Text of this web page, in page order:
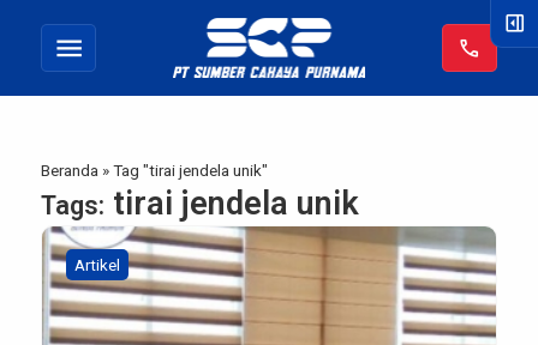
menu call
Beranda »Tag "tirai jendela unik"
Tags: tirai jendela unik
Artikel
right_panel_open